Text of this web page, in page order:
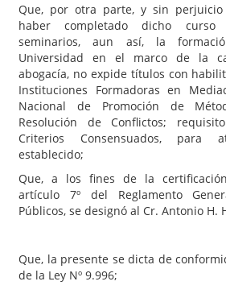
Que, por otra parte, y sin
haber completado dicho
seminarios, aun así, la
Universidad en el marco de la
abogacía, no expide títulos con
Instituciones Formadoras en
Nacional de Promoción de
Resolución de Conflictos;
Criterios Consensuados, para
establecido;
Que, a los fines de la
artículo 7º del Reglamento
Públicos, se designó al Cr. Antonio H.
Que, la presente se dicta de
de la Ley Nº 9.996;